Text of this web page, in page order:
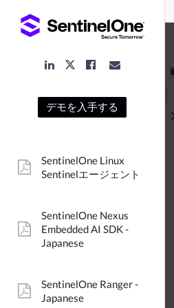
LinkedIn
Link
TwitterFacebook
Link
デモを入手する
pdf:
SentinelOne Linux
Sentinelエージェント
pdf:
SentinelOne Nexus
Embedded AI SDK -
Japanese
pdf:
SentinelOne Ranger -
Japanese